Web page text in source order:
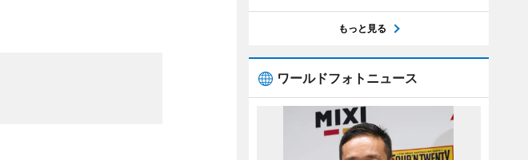
もっと見る
ワールドフォトニュース